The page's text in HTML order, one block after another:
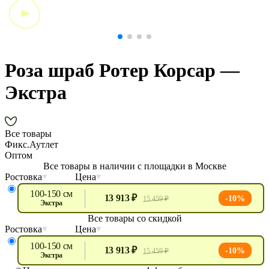
Роза шраб Ротер Корсар —
Экстра
Все товары
Фикс.Аутлет
Оптом
Все товары в наличии с площадки в Москве
Ростовка
Цена
100-150 см
экстра 13 913 ₽ 15 459 ₽ -10%
Все товары со скидкой
Ростовка
Цена
100-150 см
экстра 13 913 ₽ 15 459 ₽ -10%